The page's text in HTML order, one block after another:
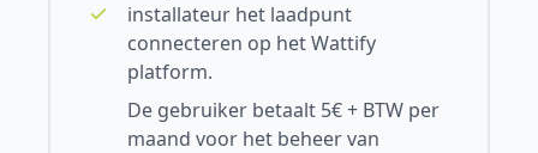
installateur het laadpunt
connecteren op het Wattify
platform.
De gebruiker betaalt 5€ + BTW per
maand voor het beheer van